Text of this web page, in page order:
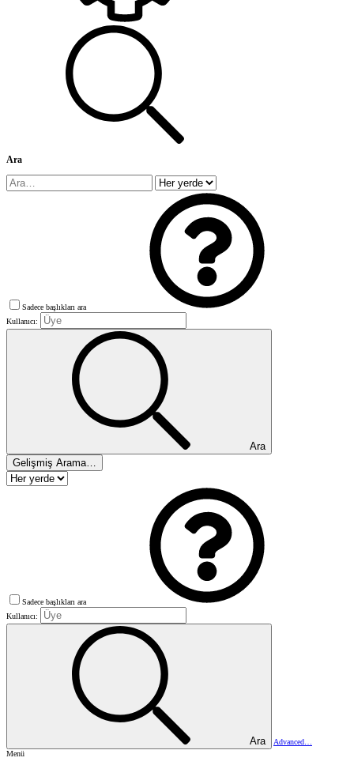
Ara
Sadece başlıkları ara
Kullanıcı:
Ara
Gelişmiş Arama…
Sadece başlıkları ara
Kullanıcı:
Ara
Advanced…
Menü